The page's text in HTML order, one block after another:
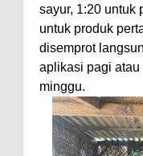
sayur, 1:20 untuk
untuk produk
disemprot
aplikasi pagi
minggu.